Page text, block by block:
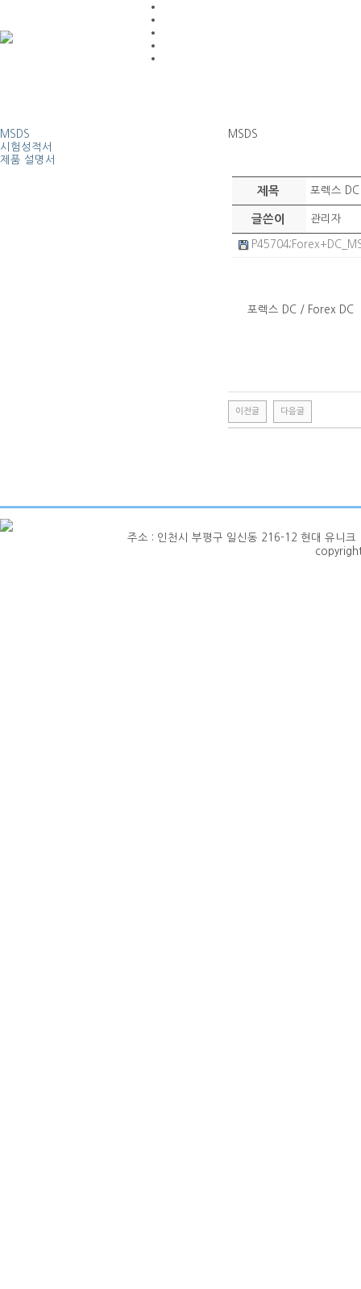
MSDS
시험성적서
제품 설명서
MSDS
제목 포렉스
글쓴이 관리자
포렉스 DC / Forex DC
이전글 다음글
주소 : 인천시 부평구 일신동 216-12 현대 유니